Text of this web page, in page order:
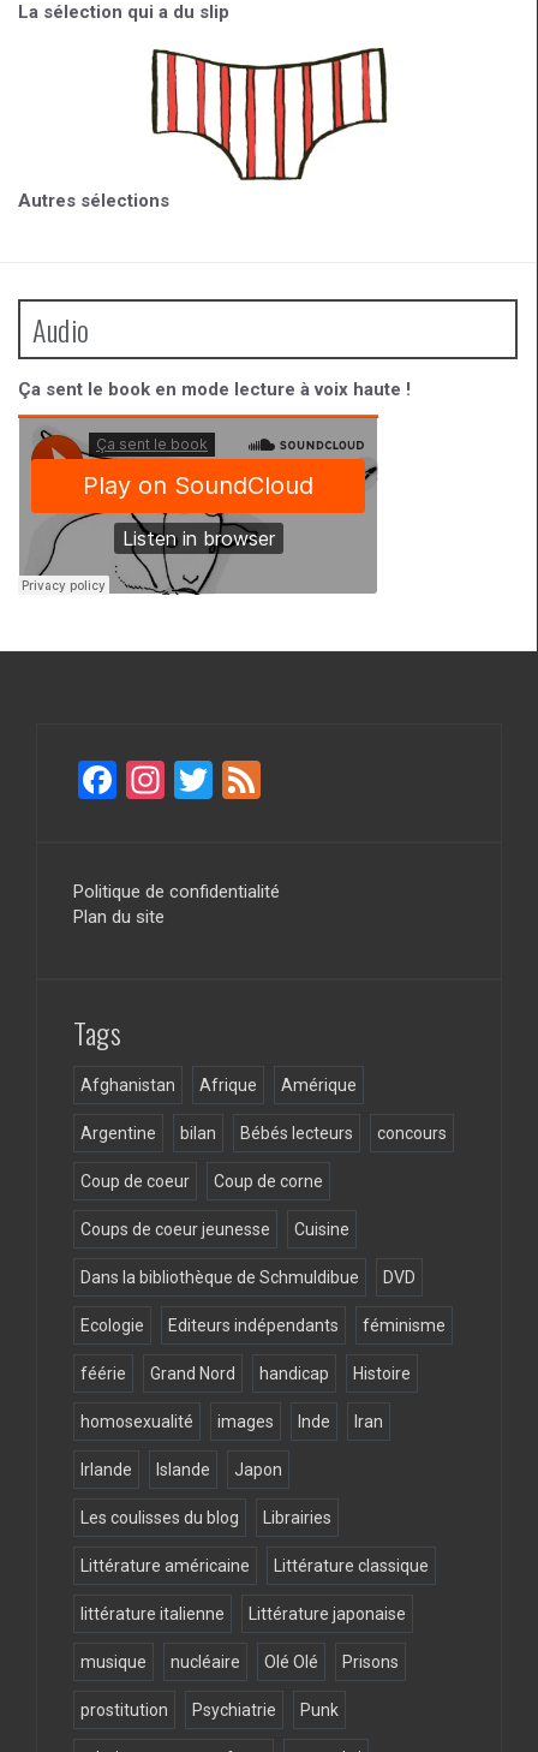
La sélection qui a du slip
Autres sélections
Audio
Ça sent le book en mode lecture à voix haute !
F
b
o
In
gr
T
er
Politique de confidentialité
Plan du site
Tags
Afghanistan Afrique Amérique
Argentine bilan Bébés lecteurs concours
Coup de coeur Coup de corne
Coups de coeur jeunesse Cuisine
Dans la bibliothèque de Schmuldibue DVD
Ecologie Editeurs indépendants féminisme
féérie Grand Nord handicap Histoire
homosexualité images Inde Iran
Irlande Islande Japon
Les coulisses du blog Librairies
Littérature américaine Littérature classique
littérature italienne Littérature japonaise
musique nucléaire Olé Olé Prisons
prostitution Psychiatrie Punk